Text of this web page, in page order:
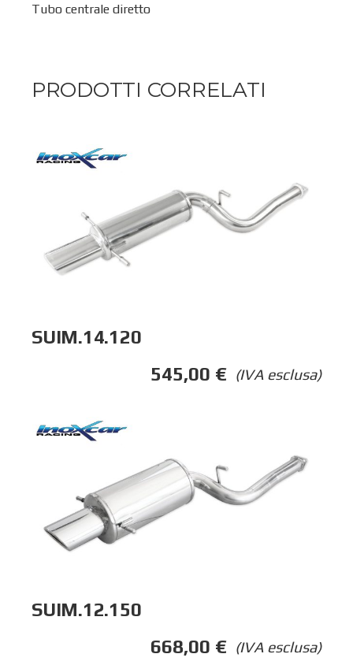
Tubo centrale diretto
PRODOTTI CORRELATI
SUIM.14.120
(IVA esclusa)
545,00 €
SUIM.12.150
(IVA esclusa)
668,00 €